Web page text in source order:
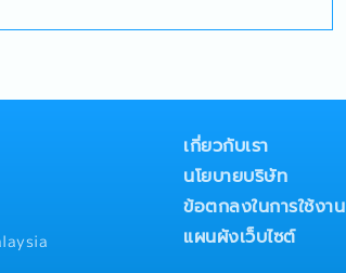
claims, and other requirements.-
for cars and forklifts, to both new and
and guidance to customers regarding
to ensure their satisfaction.- The
เกี่ยวกับเรา
นโยบายบริษัท
ข้อตกลงในการใช้งาน
แผนผังเว็บไซต์